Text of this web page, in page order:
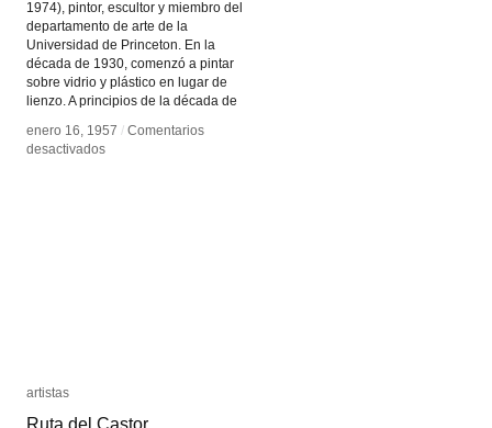
1974), pintor, escultor y miembro del
departamento de arte de la
Universidad de Princeton. En la
década de 1930, comenzó a pintar
sobre vidrio y plástico en lugar de
lienzo. A principios de la década de
enero 16, 1957 / Comentarios
desactivadosen
enero 16, 1957 / Comentarios
desactivadosen
artistas
Ruta del Castor
artistas
Ruta del Castor